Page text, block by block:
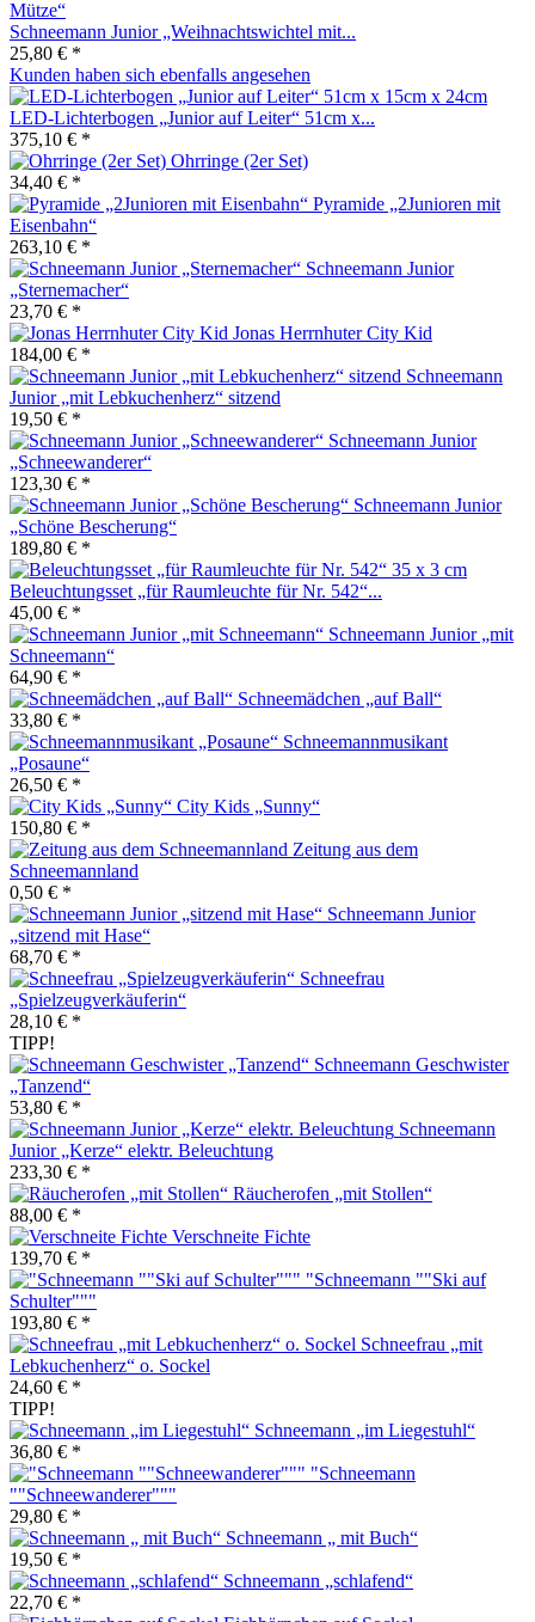
Schneemann Junior „Weihnachtswichtel mit...
25,80 € *
Kunden haben sich ebenfalls angesehen
LED-Lichterbogen „Junior auf Leiter“ 51cm x...
375,10 € *
Ohrringe (2er Set)
34,40 € *
Pyramide „2Junioren mit
Eisenbahn“
263,10 € *
Schneemann Junior
„Sternemacher“
23,70 € *
Jonas Herrnhuter City Kid
184,00 € *
Schneemann
Junior „mit Lebkuchenherz“ sitzend
19,50 € *
Schneemann Junior
„Schneewanderer“
123,30 € *
Schneemann Junior
„Schöne Bescherung“
189,80 € *
Beleuchtungsset „für Raumleuchte für Nr. 542“...
45,00 € *
Schneemann Junior „mit
Schneemann“
64,90 € *
Schneemädchen „auf Ball“
33,80 € *
Schneemannmusikant
„Posaune“
26,50 € *
City Kids „Sunny“
150,80 € *
Zeitung aus dem
Schneemannland
0,50 € *
Schneemann Junior
„sitzend mit Hase“
68,70 € *
Schneefrau
„Spielzeugverkäuferin“
28,10 € *
TIPP!
Schneemann Geschwister
„Tanzend“
53,80 € *
Schneemann
Junior „Kerze“ elektr. Beleuchtung
233,30 € *
Räucherofen „mit Stollen“
88,00 € *
Verschneite Fichte
139,70 € *
"Schneemann ""Ski auf
Schulter"""
193,80 € *
Schneefrau „mit
Lebkuchenherz“ o. Sockel
24,60 € *
TIPP!
Schneemann „im Liegestuhl“
36,80 € *
"Schneemann
""Schneewanderer"""
29,80 € *
Schneemann „ mit Buch“
19,50 € *
Schneemann „schlafend“
22,70 € *